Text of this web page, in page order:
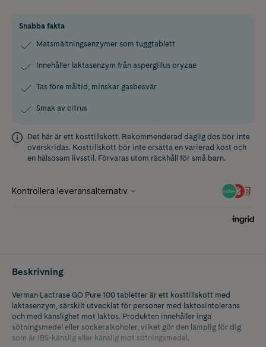
Snabba fakta
Matsmältningsenzymer som tuggtablett
Innehåller laktasenzym från aspergillus oryzae
Tas före måltid, minskar gasbesvär
Smak av citrus
Det här är ett kosttillskott. Rekommenderad daglig dos bör inte
överskridas. Kosttillskott bör inte ersätta en varierad kost och
en hälsosam livsstil. Förvaras utom räckhåll för små barn.
Beskrivning
Verman Lactrase GO Pure 100 tabletter är ett kosttillskott med
laktasenzym, särskilt utvecklat för personer med laktosintolerans
och med känslighet mot laktos. Produkten innehåller inga
sötningsmedel eller sockeralkoholer, vilket gör den lämplig för dig
som är IBS-känslig eller känslig mot sötningsmedel.